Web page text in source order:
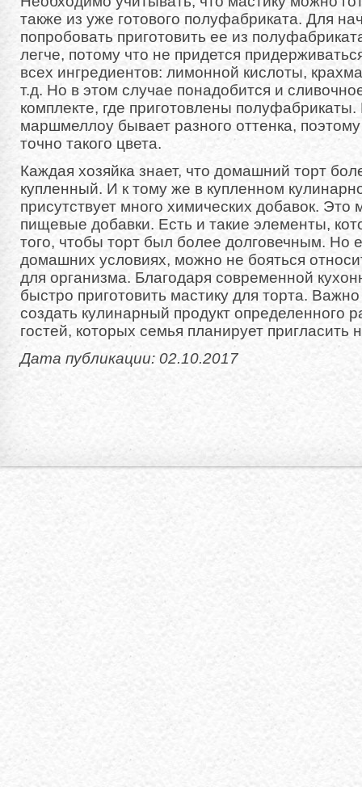
также из уже готового полуфабриката. Для
попробовать приготовить ее из
легче, потому что не придется
всех ингредиентов: лимонной кислоты,
т.д. Но в этом случае понадобится и
комплекте, где приготовлены
маршмеллоу бывает разного оттенка,
точно такого цвета.
Каждая хозяйка знает, что домашний торт
купленный. И к тому же в купленном
присутствует много химических добавок. Это
пищевые добавки. Есть и такие элементы,
того, чтобы торт был более долговечным. Но
домашних условиях, можно не бояться
для организма. Благодаря современной
быстро приготовить мастику для торта. Важно
создать кулинарный продукт определенного
гостей, которых семья планирует пригласить
Дата публикации: 02.10.2017